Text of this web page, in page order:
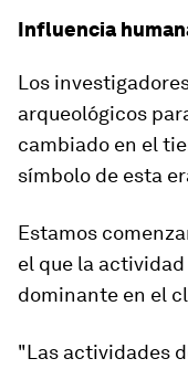
Influencia
Los
arqueológicos
cambiado en el
símbolo de esta
Estamos
el que la
dominante en el
"Las actividades